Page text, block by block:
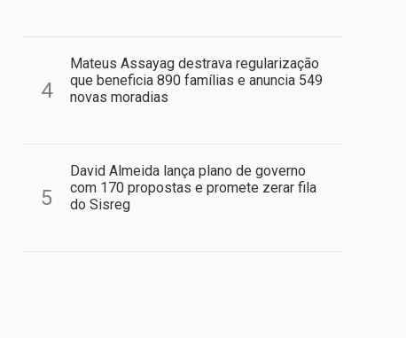
4
Mateus Assayag destrava regularização
que beneficia 890 famílias e anuncia 549
novas moradias
5
David Almeida lança plano de governo
com 170 propostas e promete zerar fila
do Sisreg